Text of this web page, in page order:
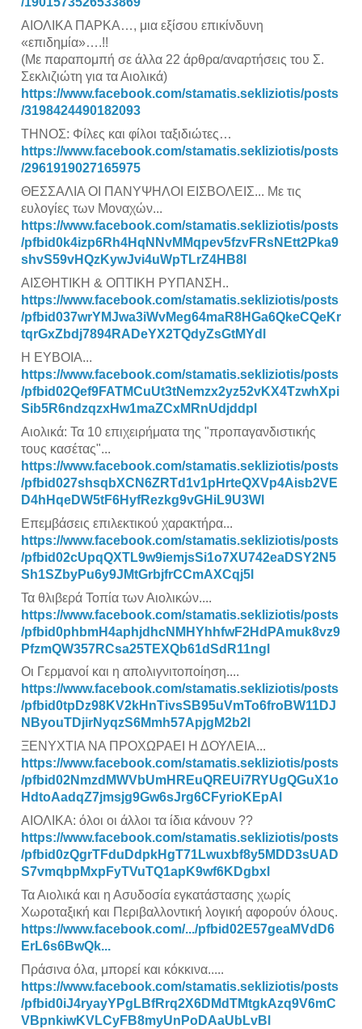
ΑΙΟΛΙΚΑ ΠΑΡΚΑ…, μια εξίσου επικίνδυνη
«επιδημία»….!!
(Με παραπομπή σε άλλα 22 άρθρα/αναρτήσεις του Σ.
Σεκλιζιώτη για τα Αιολικά)
https://www.facebook.com/stamatis.sekliziotis/posts
/3198424490182093
ΤΗΝΟΣ: Φίλες και φίλοι ταξιδιώτες…
https://www.facebook.com/stamatis.sekliziotis/posts
/2961919027165975
ΘΕΣΣΑΛΙΑ ΟΙ ΠΑΝΥΨΗΛΟΙ ΕΙΣΒΟΛΕΙΣ... Με τις
ευλογίες των Μοναχών...
https://www.facebook.com/stamatis.sekliziotis/posts
/pfbid0k4izp6Rh4HqNNvMMqpev5fzvFRsNEtt2Pka9
shvS59vHQzKywJvi4uWpTLrZ4HB8l
ΑΙΣΘΗΤΙΚΗ & ΟΠΤΙΚΗ ΡΥΠΑΝΣΗ..
https://www.facebook.com/stamatis.sekliziotis/posts
/pfbid037wrYMJwa3iWvMeg64maR8HGa6QkeCQeKr
tqrGxZbdj7894RADeYX2TQdyZsGtMYdl
Η ΕΥΒΟΙΑ...
https://www.facebook.com/stamatis.sekliziotis/posts
/pfbid02Qef9FATMCuUt3tNemzx2yz52vKX4TzwhXpi
Sib5R6ndzqzxHw1maZCxMRnUdjddpl
Αιολικά: Τα 10 επιχειρήματα της "προπαγανδιστικής
τους κασέτας"...
https://www.facebook.com/stamatis.sekliziotis/posts
/pfbid027shsqbXCN6ZRTd1v1pHrteQXVp4Aisb2VE
D4hHqeDW5tF6HyfRezkg9vGHiL9U3Wl
Επεμβάσεις επιλεκτικού χαρακτήρα...
https://www.facebook.com/stamatis.sekliziotis/posts
/pfbid02cUpqQXTL9w9iemjsSi1o7XU742eaDSY2N5
Sh1SZbyPu6y9JMtGrbjfrCCmAXCqj5l
Τα θλιβερά Τοπία των Αιολικών....
https://www.facebook.com/stamatis.sekliziotis/posts
/pfbid0phbmH4aphjdhcNMHYhhfwF2HdPAmuk8vz9
PfzmQW357RCsa25TEXQb61dSdR11ngl
Οι Γερμανοί και η απολιγνιτοποίηση....
https://www.facebook.com/stamatis.sekliziotis/posts
/pfbid0tpDz98KV2kHnTivsSB95uVmTo6froBW11DJ
NByouTDjirNyqzS6Mmh57ApjgM2b2l
ΞΕΝΥΧΤΙΑ ΝΑ ΠΡΟΧΩΡΑΕΙ Η ΔΟΥΛΕΙΑ...
https://www.facebook.com/stamatis.sekliziotis/posts
/pfbid02NmzdMWVbUmHREuQREUi7RYUgQGuX1o
HdtoAadqZ7jmsjg9Gw6sJrg6CFyrioKEpAl
ΑΙΟΛΙΚΑ: όλοι οι άλλοι τα ίδια κάνουν ??
https://www.facebook.com/stamatis.sekliziotis/posts
/pfbid0zQgrTFduDdpkHgT71Lwuxbf8y5MDD3sUAD
S7vmqbpMxpFyTVuTQ1apK9wf6KDgbxl
Τα Αιολικά και η Ασυδοσία εγκατάστασης χωρίς
Χωροταξική και Περιβαλλοντική λογική αφορούν όλους.
https://www.facebook.com/.../pfbid02E57geaMVdD6
ErL6s6BwQk...
Πράσινα όλα, μπορεί και κόκκινα.....
https://www.facebook.com/stamatis.sekliziotis/posts
/pfbid0iJ4ryayYPgLBfRrq2X6DMdTMtgkAzq9V6mC
VBpnkiwKVLCyFB8myUnPoDAaUbLvBl